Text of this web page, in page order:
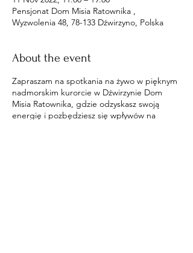
Pensjonat Dom Misia Ratownika ,
Wyzwolenia 48, 78-133 Dźwirzyno, Polska
About the event
Zapraszam na spotkania na żywo w pięknym
nadmorskim kurorcie w Dźwirzynie Dom
Misia Ratownika, gdzie odzyskasz swoją
energię i pozbędziesz się wpływów na